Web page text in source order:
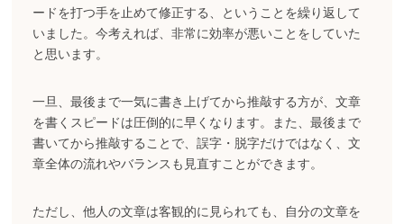
ードを打つ手を止めて修正する、ということを繰り返して
いました。今考えれば、非常に効率が悪いことをしていた
と思います。
一旦、最後まで一気に書き上げてから推敲する方が、文章
を書くスピードは圧倒的に早くなります。また、最後まで
書いてから推敲することで、誤字・脱字だけではなく、文
章全体の流れやバランスも見直すことができます。
ただし、他人の文章は客観的に見られても、自分の文章を